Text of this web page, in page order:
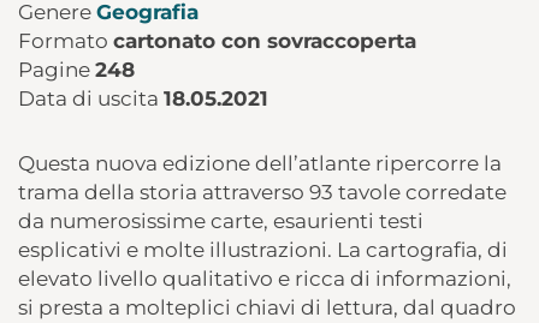
Genere Geografia
Formato cartonato con sovraccoperta
Pagine 248
Data di uscita 18.05.2021
Questa nuova edizione dell’atlante ripercorre la
trama della storia attraverso 93 tavole corredate
da numerosissime carte, esaurienti testi
esplicativi e molte illustrazioni. La cartografia, di
elevato livello qualitativo e ricca di informazioni,
si presta a molteplici chiavi di lettura, dal quadro